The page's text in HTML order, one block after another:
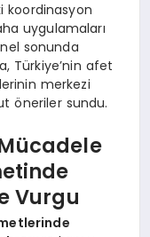
koordinasyon
uygulamaları
sonunda
Türkiye’nin afet
merkezi
öneriler sundu.
Vurgu